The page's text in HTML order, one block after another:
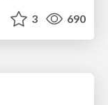
3 690